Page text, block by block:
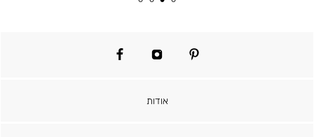
pinterest
instagram
facebook
אודות